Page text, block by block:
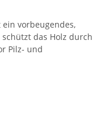
vorbeugendes,
das Holz durch
Pilz- und